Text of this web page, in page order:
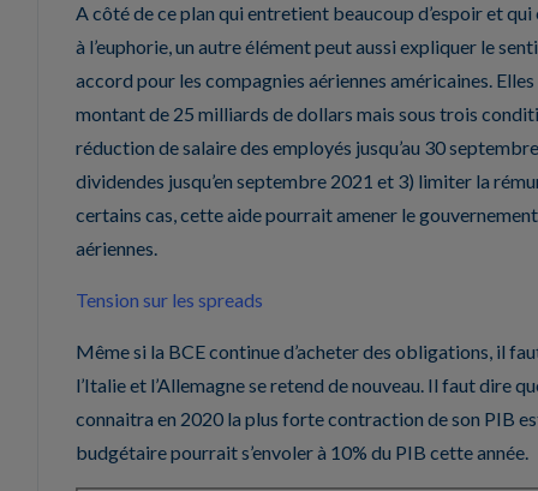
A côté de ce plan qui entretient beaucoup d’espoir et
à l’euphorie, un autre élément peut aussi expliquer le
accord pour les compagnies aériennes américaines.
montant de 25 milliards de dollars mais sous trois
réduction de salaire des employés jusqu’au 30
dividendes jusqu’en septembre 2021 et 3) limiter la
certains cas, cette aide pourrait amener le
aériennes.
Tension sur les spreads
Même si la BCE continue d’acheter des obligations, il
l’Italie et l’Allemagne se retend de nouveau. Il faut dire
connaitra en 2020 la plus forte contraction de son PIB
budgétaire pourrait s’envoler à 10% du PIB cette année.